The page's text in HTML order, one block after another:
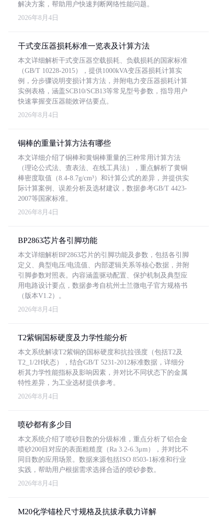
解决方案，帮助用户快速判断网络性能问题。
2026年8月4日
干式变压器损耗标准一览表及计算方法
本文详细解析干式变压器空载损耗、负载损耗的国家标准
（GB/T 10228-2015），提供1000kVA变压器损耗计算实
例，分步骤说明变损计算方法，并附电力变压器损耗计算
实例表格，涵盖SCB10/SCB13等常见型号参数，指导用户
快速掌握变压器能效评估要点。
2026年8月4日
铜棒的重量计算方法有哪些
本文详细介绍了铜棒和黄铜棒重量的三种常用计算方法
（理论公式法、查表法、在线工具法），重点解析了黄铜
棒密度取值（8.4-8.7g/cm³）和计算公式的差异，并提供实
际计算案例、误差分析及选材建议，数据参考GB/T 4423-
2007等国家标准。
2026年8月4日
BP2863芯片各引脚功能
本文详细解析BP2863芯片的引脚功能及参数，包括各引脚
定义、典型电压/电流值、内部逻辑关系等核心数据，并附
引脚参数对照表。内容涵盖驱动配置、保护机制及典型应
用电路设计要点，数据参考自杭州士兰微电子官方规格书
（版本V1.2）。
2026年8月4日
T2紫铜国标硬度及力学性能分析
本文系统解读T2紫铜的国标硬度和抗拉强度（包括T2及
T2_1/2H状态），结合GB/T 5231-2012标准数据，详细分
析其力学性能指标及影响因素，并对比不同状态下的金属
特性差异，为工业选材提供参考。
2026年8月4日
喷砂都有多少目
本文系统介绍了喷砂目数的分级标准，重点分析了铝合金
喷砂200目对应的表面粗糙度（Ra 3.2-6.3μm），并对比不
同目数的应用场景。数据来源包括ISO 8503-1标准和行业
实践，帮助用户根据需求选择合适的喷砂参数。
2026年8月4日
M20化学锚栓尺寸规格及抗拔承载力详解